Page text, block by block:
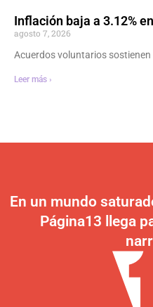
Inflación baja a 3.12%
agosto 7, 2026
Acuerdos voluntarios
Leer más ›
En un mundo
Página13 llega